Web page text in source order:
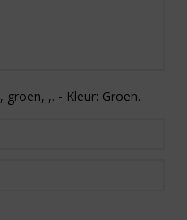
,. - Kleur: Groen.